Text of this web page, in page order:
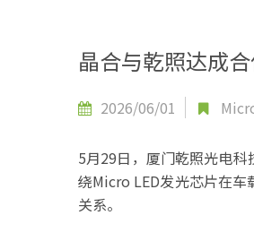
晶合与乾照达成
2026/06/01
5月29日，厦门乾照光电
绕Micro LED发光芯片在
关系。